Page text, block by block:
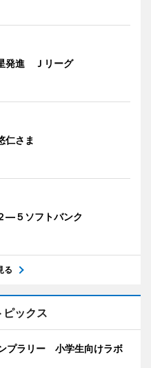
発進 Ｊリーグ
仁さま
―５ソフトバンク
る
ックス
プラリー 小学生向けラボ